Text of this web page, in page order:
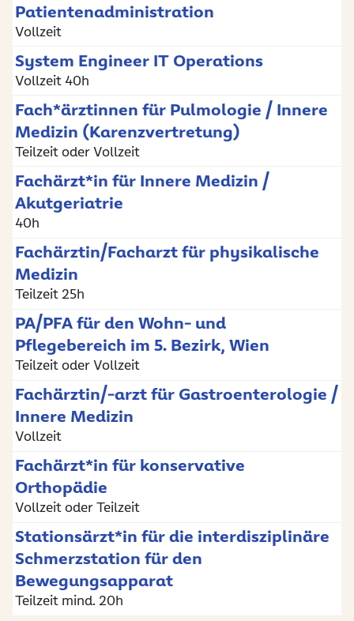
Patientenadministration
Vollzeit
System Engineer IT Operations
Vollzeit 40h
Fach*ärztinnen für Pulmologie / Innere
Medizin (Karenzvertretung)
Teilzeit oder Vollzeit
Fachärzt*in für Innere Medizin /
Akutgeriatrie
40h
Fachärztin/Facharzt für physikalische
Medizin
Teilzeit 25h
PA/PFA für den Wohn- und
Pflegebereich im 5. Bezirk, Wien
Teilzeit oder Vollzeit
Fachärztin/-arzt für Gastroenterologie /
Innere Medizin
Vollzeit
Fachärzt*in für konservative
Orthopädie
Vollzeit oder Teilzeit
Stationsärzt*in für die interdisziplinäre
Schmerzstation für den
Bewegungsapparat
Teilzeit mind. 20h